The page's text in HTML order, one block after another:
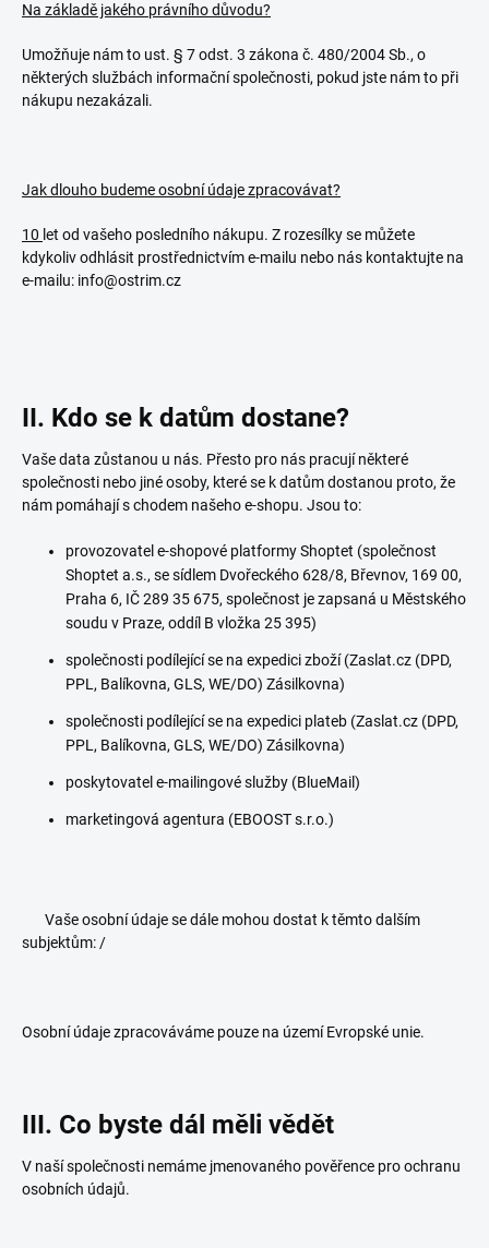
Na základě jakého právního důvodu?
Umožňuje nám to ust. § 7 odst. 3 zákona č. 480/2004 Sb., o
některých službách informační společnosti, pokud jste nám to při
nákupu nezakázali.
Jak dlouho budeme osobní údaje zpracovávat?
10 let od vašeho posledního nákupu. Z rozesílky se můžete
kdykoliv odhlásit prostřednictvím e-mailu nebo nás kontaktujte na
e-mailu: info@ostrim.cz
II. Kdo se k datům dostane?
Vaše data zůstanou u nás. Přesto pro nás pracují některé
společnosti nebo jiné osoby, které se k datům dostanou proto, že
nám pomáhají s chodem našeho e-shopu. Jsou to:
provozovatel e-shopové platformy Shoptet (společnost
Shoptet a.s., se sídlem Dvořeckého 628/8, Břevnov, 169 00,
Praha 6, IČ 289 35 675, společnost je zapsaná u Městského
soudu v Praze, oddíl B vložka 25 395)
společnosti podílející se na expedici zboží (Zaslat.cz (DPD,
PPL, Balíkovna, GLS, WE/DO) Zásilkovna)
společnosti podílející se na expedici plateb (Zaslat.cz (DPD,
PPL, Balíkovna, GLS, WE/DO) Zásilkovna)
poskytovatel e-mailingové služby (BlueMail)
marketingová agentura (EBOOST s.r.o.)
Vaše osobní údaje se dále mohou dostat k těmto dalším
subjektům: /
Osobní údaje zpracováváme pouze na území Evropské unie.
III. Co byste dál měli vědět
V naší společnosti nemáme jmenovaného pověřence pro ochranu
osobních údajů.